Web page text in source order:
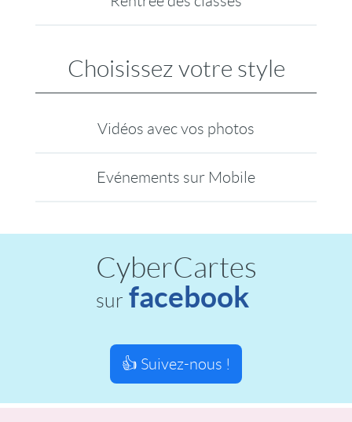
Choisissez votre style
Vidéos avec vos photos
Evénements sur Mobile
CyberCartes
sur facebook
👍 Suivez-nous !